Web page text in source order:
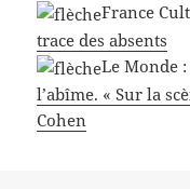
France
trace des absents
Le Monde
l’abîme. « Sur la
Cohen